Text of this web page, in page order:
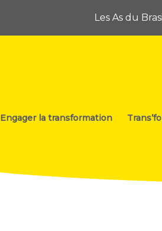
Les As du
Engager la transformation